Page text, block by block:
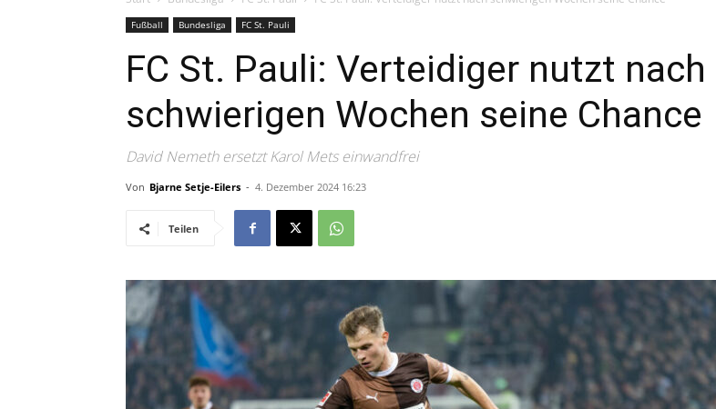
Sport-
News
Fußball Bundesliga FC St. Pauli
FC St. Pauli: Verteidiger nutzt nach
schwierigen Wochen seine Chance
David Nemeth ersetzt Karol Mets einwandfrei
Von Bjarne Setje-Eilers - 4. Dezember 2024 16:23
Teilen